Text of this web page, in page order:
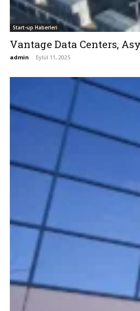
Start-up Haberleri
Vantage Data Centers,
admin - Eylül 11, 2025